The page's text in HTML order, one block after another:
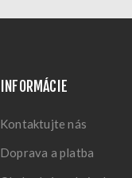
INFORMÁCIE
Kontaktujte nás
Doprava a platba